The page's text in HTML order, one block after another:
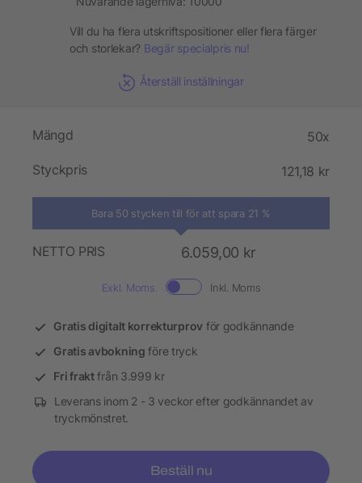
Vill du ha flera utskriftspositioner eller flera färger
och storlekar? Begär specialpris nu!
Återställ inställningar
Mängd 50x
Styckpris 121,18 kr
Bara 50 stycken till för att spara 21 %
NETTO PRIS 6.059,00 kr
Exkl. Moms. Inkl. Moms
Gratis digitalt korrekturprov för godkännande
Gratis avbokning före tryck
Fri fraktfrån 3.999 kr
Leverans inom 2 - 3 veckor efter godkännandet av
tryckmönstret.
Beställ nu